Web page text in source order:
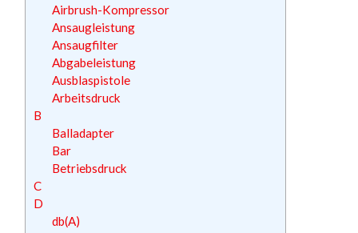
Airbrush-Kompressor
Ansaugleistung
Ansaugfilter
Abgabeleistung
Ausblaspistole
Arbeitsdruck
B
Balladapter
Bar
Betriebsdruck
C
D
db(A)